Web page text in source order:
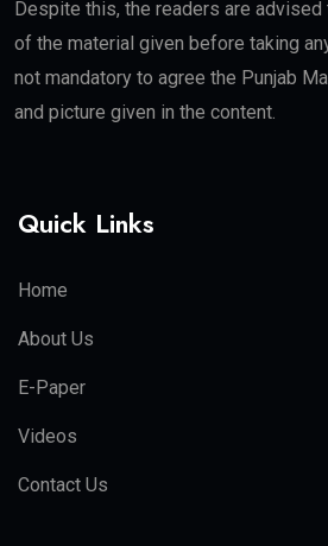
Despite this, the readers are
of the material given before taking
not mandatory to agree the Punjab
and picture given in the content.
Quick Links
Home
About Us
E-Paper
Videos
Contact Us